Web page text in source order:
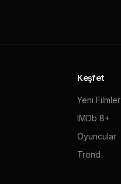
Keşfet
Yeni Filmler
IMDb 8+
Oyuncular
Trend